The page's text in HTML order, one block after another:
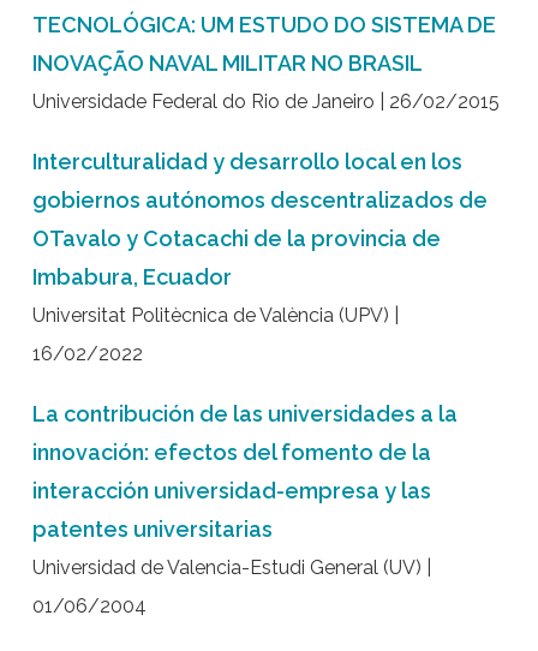
TECNOLÓGICA: UM ESTUDO DO SISTEMA DE
INOVAÇÃO NAVAL MILITAR NO BRASIL
Universidade Federal do Rio de Janeiro | 26/02/2015
Interculturalidad y desarrollo local en los
gobiernos autónomos descentralizados de
OTavalo y Cotacachi de la provincia de
Imbabura, Ecuador
Universitat Politècnica de València (UPV) |
16/02/2022
La contribución de las universidades a la
innovación: efectos del fomento de la
interacción universidad-empresa y las
patentes universitarias
Universidad de Valencia-Estudi General (UV) |
01/06/2004